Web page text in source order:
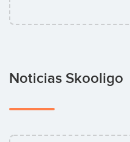
Noticias Skooligo